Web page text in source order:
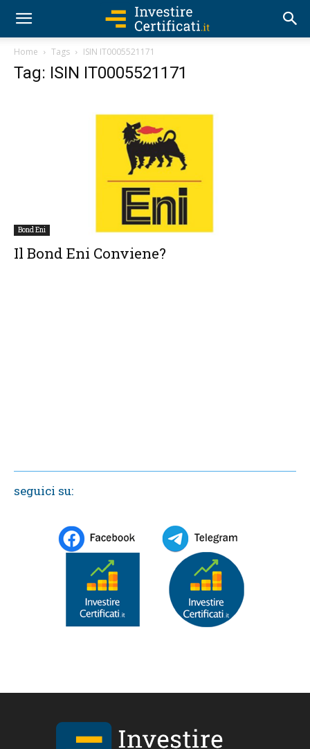
Home Tags ISIN IT0005521171
Tag: ISIN IT0005521171
Bond Eni
Il Bond Eni Conviene?
seguici su: